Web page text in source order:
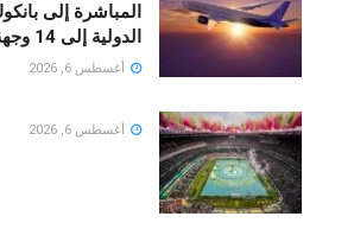
المباشرة إلى
الدولية إلى 14 وجهة
أغسطس 6, 2026
أغسطس 6, 2026